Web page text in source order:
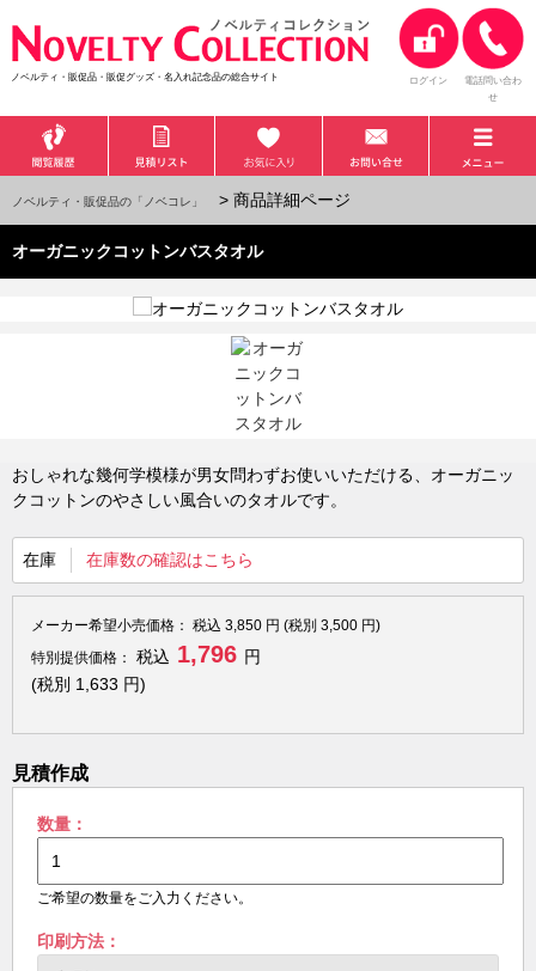
ノベルティ・販促品・販促グッズ・名入れ記念品の総合サイト ログイン
電話問い合わ
せ
ノベルティ・販促品の「ノベコレ」 > 商品詳細ページ
オーガニックコットンバスタオル
おしゃれな幾何学模様が男女問わずお使いいただける、オーガニッ
クコットンのやさしい風合いのタオルです。
在庫 在庫数の確認はこちら
メーカー希望小売価格： 税込 3,850 円 (税別 3,500 円)
特別提供価格：
税込 1,796 円
(税別 1,633 円)
見積作成
数量：
ご希望の数量をご入力ください。
印刷方法：